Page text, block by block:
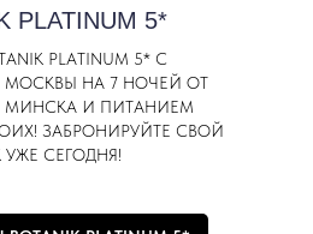
PLATINUM 5*
PLATINUM 5* С
НА 7 НОЧЕЙ ОТ
МИНСКА И ПИТАНИЕМ
ЗАБРОНИРУЙТЕ СВОЙ
СЕГОДНЯ!